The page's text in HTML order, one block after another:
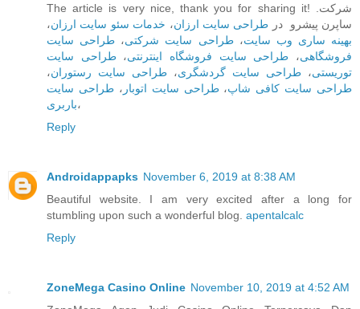
The article is very nice, thank you for sharing it! .شرکت
ساپرن پیشرو در طراحی سایت ارزان، خدمات سئو سایت ارزان،
بهینه ساری وب سایت،طراحی سایت شرکتی، طراحی سایت
فروشگاهی، طراحی سایت فروشگاه اینترنتی،طراحی سایت
توریستی، طراحی سایت گردشگری، طراحی سایت رستوران،
طراحی سایت کافی شاپ،طراحی سایت اتوبار ،طراحی سایت
باربری،
Reply
Androidappapks November 6, 2019 at 8:38 AM
Beautiful website. I am very excited after a long for
stumbling upon such a wonderful blog. apentalcalc
Reply
ZoneMega Casino Online November 10, 2019 at 4:52 AM